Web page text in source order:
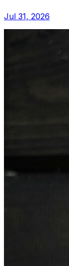
Jul 31, 2026